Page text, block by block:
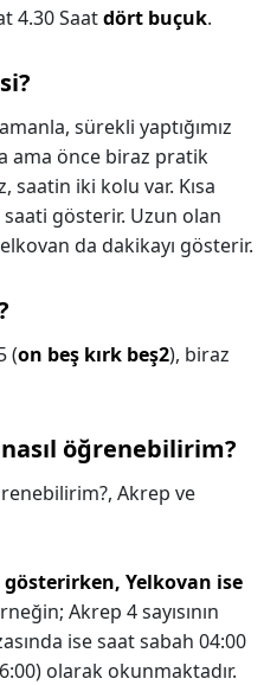
4.30 Saatdört buçuk.
sürekli yaptığımız
ama önce biraz pratik
saatin iki kolu var. Kısa
gösterir. Uzun olan
da dakikayı gösterir.
(on beş kırk beş2), biraz
öğrenebilirim?
Akrep ve
Yelkovan ise
Akrep 4 sayısının
ise saat sabah 04:00
olarak okunmaktadır.